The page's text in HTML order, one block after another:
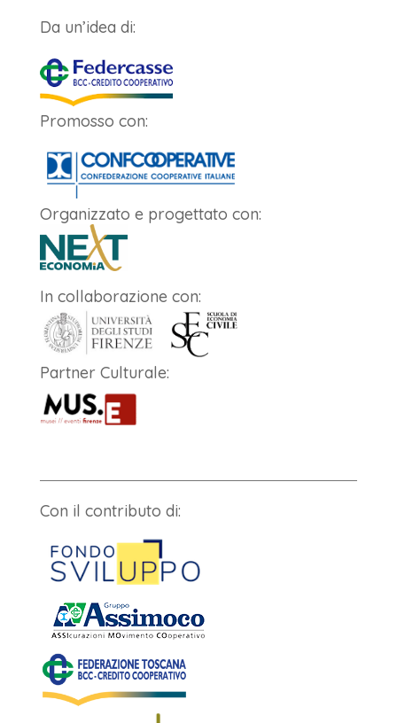
Da un’idea di:
Promosso con:
Organizzato e progettato con:
In collaborazione con:
Partner Culturale:
Con il contributo di: